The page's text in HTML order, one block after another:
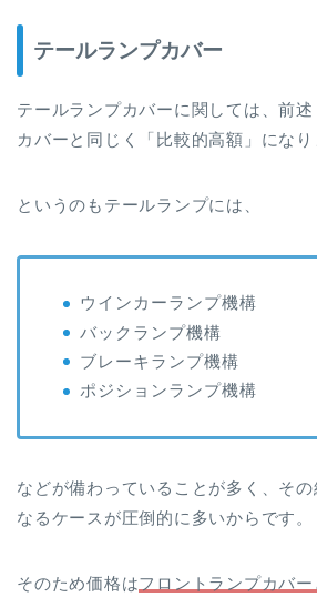
テールランプカバー
テールランプカバーに関しては、前
カバーと同じく「比較的高額」になり
というのもテールランプには、
ウインカーランプ機構
バックランプ機構
ブレーキランプ機構
ポジションランプ機構
などが備わっていることが多く、そ
なるケースが圧倒的に多いからです。
そのため価格はフロントランプカバ